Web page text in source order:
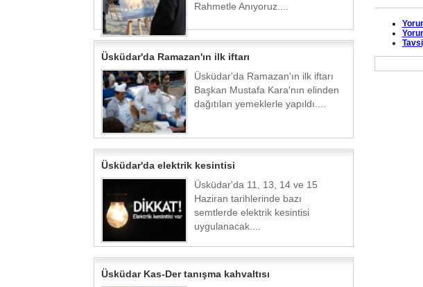
Rahmetle Anıyoruz....
Üsküdar'da Ramazan'ın ilk iftarı
Üsküdar'da Ramazan'ın ilk iftarı
Başkan Mustafa Kara'nın elinden
dağıtılan yemeklerle yapıldı....
Üsküdar'da elektrik kesintisi
Üsküdar'da 11, 13, 14 ve 15
Haziran tarihlerinde bazı
semtlerde elektrik kesintisi
uygulanacak....
Üsküdar Kas-Der tanışma kahvaltısı